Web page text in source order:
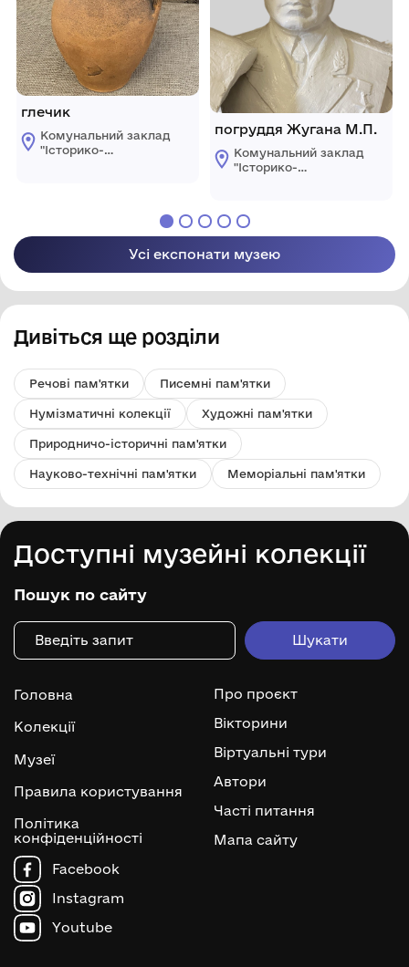
глечик
Комунальний заклад
"Історико-
області
погруддя Жугана М.П.
Комунальний заклад
"Історико-
Березівського
району Одеської
області
Усі експонати музею
Дивіться ще розділи
Речові пам'ятки Писемні пам'ятки
Нумізматичні колекції Художні пам'ятки
Природничо-історичні пам'ятки
Науково-технічні пам'ятки Меморіальні пам'ятки
Доступні музейні колекції
Пошук по сайту
Головна
Колекції
Музеї
Правила користування
Політика
конфіденційності
Про проєкт
Вікторини
Віртуальні тури
Автори
Часті питання
Мапа сайту
Facebook
Instagram
Youtube